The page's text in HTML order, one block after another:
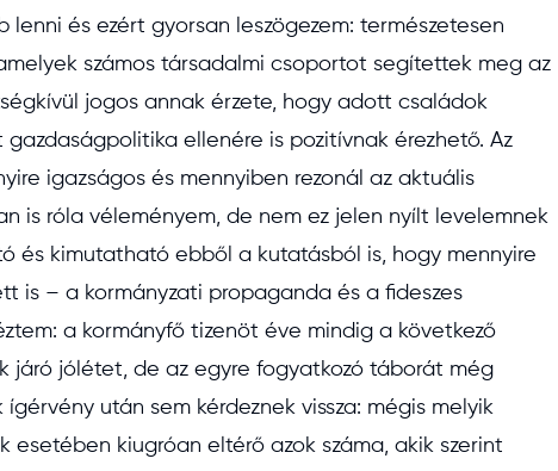
és ezért gyorsan leszögezem: természetesen
számos társadalmi csoportot segítettek meg az
jogos annak érzete, hogy adott családok
ellenére is pozitívnak érezhető. Az
igazságos és mennyiben rezonál az aktuális
is róla véleményem, de nem ez jelen nyílt levelemnek
és kimutatható ebből a kutatásból is, hogy mennyire
is – a kormányzati propaganda és a fideszes
a kormányfő tizenöt éve mindig a következő
járó jólétet, de az egyre fogyatkozó táborát még
után sem kérdeznek vissza: mégis melyik
esetében kiugróan eltérő azok száma, akik szerint